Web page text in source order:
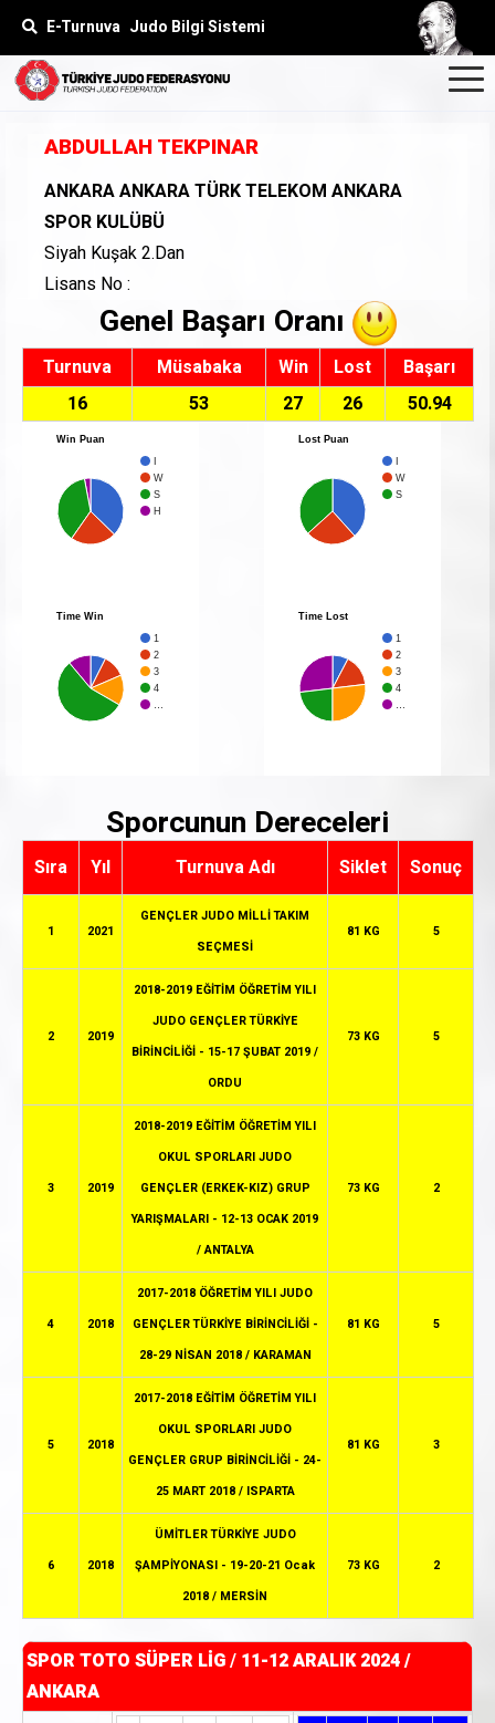
E-Turnuva Judo Bilgi Sistemi
ABDULLAH TEKPINAR
ANKARA ANKARA TÜRK TELEKOM ANKARA
SPOR KULÜBÜ
Siyah Kuşak 2.Dan
Lisans No :
Genel Başarı Oranı
Turnuva Müsabaka Win Lost
Başarı
16
53 27 26 50.94
Win Puan
W
S
H
Lost Puan
W
S
Time Win
1
2
3
4
Time Lost
1
2
3
4
Sporcunun Dereceleri
Sıra Yıl Turnuva Adı Siklet Sonuç
1 2021
GENÇLER JUDO MİLLİ TAKIM
SEÇMESİ
81 KG 5
2 2019
2018-2019 EĞİTİM ÖĞRETİM YILI
JUDO GENÇLER TÜRKİYE
BİRİNCİLİĞİ - 15-17 ŞUBAT 2019 /
ORDU
73 KG 5
3 2019
2018-2019 EĞİTİM ÖĞRETİM YILI
OKUL SPORLARI JUDO
GENÇLER (ERKEK-KIZ) GRUP
YARIŞMALARI - 12-13 OCAK 2019
/ ANTALYA
73 KG 2
4 2018
2017-2018 ÖĞRETİM YILI JUDO
GENÇLER TÜRKİYE BİRİNCİLİĞİ -
28-29 NİSAN 2018 / KARAMAN
81 KG 5
5 2018
2017-2018 EĞİTİM ÖĞRETİM YILI
OKUL SPORLARI JUDO
GENÇLER GRUP BİRİNCİLİĞİ - 24-
25 MART 2018 / ISPARTA
81 KG 3
6 2018
ÜMİTLER TÜRKİYE JUDO
ŞAMPİYONASI - 19-20-21 Ocak
2018 / MERSİN
73 KG 2
SPOR TOTO SÜPER LİG/ 11-12 ARALIK 2024 /
ANKARA